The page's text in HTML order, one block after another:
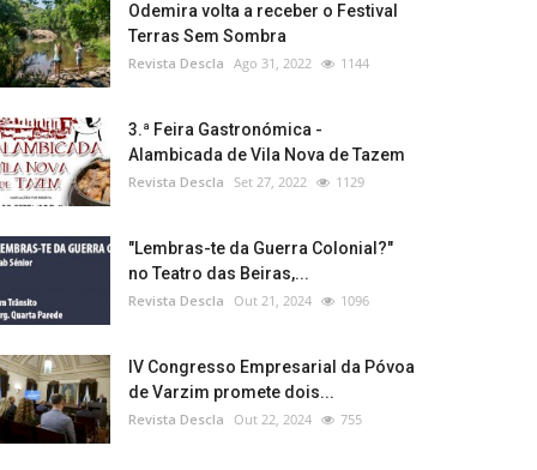
Odemira volta a receber o Festival
Terras Sem Sombra
Revista Descla Ago 31, 2022 1144
3.ª Feira Gastronómica -
Alambicada de Vila Nova de Tazem
Revista Descla Set 27, 2022 1129
"Lembras-te da Guerra Colonial?"
no Teatro das Beiras,...
Revista Descla Out 21, 2024 1096
IV Congresso Empresarial da Póvoa
de Varzim promete dois...
Revista Descla Out 22, 2024 755